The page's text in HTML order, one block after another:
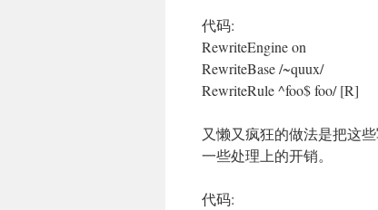
代码:
RewriteEngine on
RewriteBase /~quux/
RewriteRule ^foo$ foo/ [R]
又懒又疯狂的做法是把这
一些处理上的开销。
代码: